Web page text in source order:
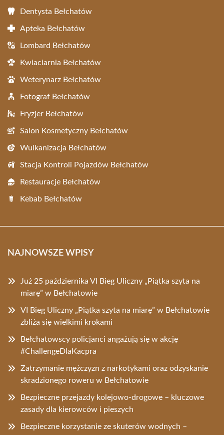
Dentysta Bełchatów
Apteka Bełchatów
Lombard Bełchatów
Kwiaciarnia Bełchatów
Weterynarz Bełchatów
Fotograf Bełchatów
Fryzjer Bełchatów
Salon Kosmetyczny Bełchatów
Wulkanizacja Bełchatów
Stacja Kontroli Pojazdów Bełchatów
Restauracje Bełchatów
Kebab Bełchatów
NAJNOWSZE WPISY
Już 25 października VI Bieg Uliczny „Piątka szyta na
miarę” w Bełchatowie
VI Bieg Uliczny „Piątka szyta na miarę” w Bełchatowie
zbliża się wielkimi krokami
Bełchatowscy policjanci angażują się w akcję
#ChallengeDlaKacpra
Zatrzymanie mężczyzn z narkotykami oraz odzyskanie
skradzionego roweru w Bełchatowie
Bezpieczne przejazdy kolejowo-drogowe – kluczowe
zasady dla kierowców i pieszych
Bezpieczne korzystanie ze skuterów wodnych –